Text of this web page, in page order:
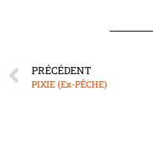
PRÉCÉDENT
PIXIE (Ex-PÊCHE)